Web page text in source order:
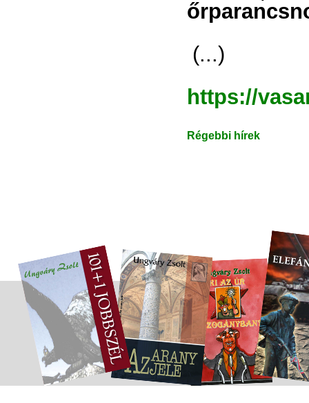
(...)
https://
Régebbi hírek